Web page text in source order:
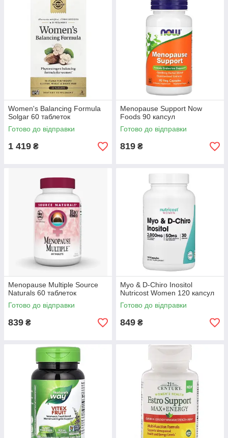
Women's Balancing Formula
Solgar 60 таблеток
Готово до відправки
1 419 ₴
Menopause Support Now
Foods 90 капсул
Готово до відправки
819 ₴
Menopause Multiple Source
Naturals 60 таблеток
Готово до відправки
839 ₴
Myo & D-Chiro Inositol
Nutricost Women 120 капсул
Готово до відправки
849 ₴